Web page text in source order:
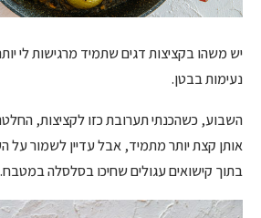
יש משהו בקציצות דגים שתמיד מרגישות לי
נעימות בבטן.
השבוע, כשהכנתי תערובת כזו לקציצות,
אותן קצת יותר מתמיד, אבל עדיין לשמור על
בתוך קישואים עגולים שחיכו בסלסלה במטבח.